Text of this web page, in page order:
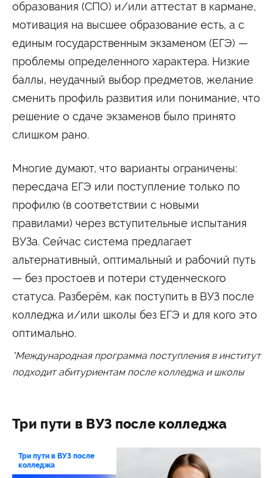
Студенту
Военно-учетный стол Миграционный учет
Полезные ссылки
Антиплагиат
Карта москвича
Новости и Объявления
Статьи
Фотогалерея
Второе высшее
Формы обучения
Очная форма обучения
Заочная форма обучения
Дни открытых дверей
Выездные студенческие мероприятия
Университетские субботы
Контакты
Администрация
+7 (495) 795-00-11
Приёмная комиссия
Подписаться на нас

Российской Федерации
Министерство просвещения Российской
Федерации
образования (СПО) и/или аттестат в кармане,
мотивация на высшее образование есть, а с
единым государственным экзаменом (ЕГЭ) —
проблемы определенного характера. Низкие
баллы, неудачный выбор предметов, желание
сменить профиль развития или понимание, что
решение о сдаче экзаменов было принято
слишком рано.
Многие думают, что варианты ограничены:
пересдача ЕГЭ или поступление только по
профилю (в соответствии с новыми
правилами) через вступительные испытания
ВУЗа. Сейчас система предлагает
альтернативный, оптимальный и рабочий путь
— без простоев и потери студенческого
статуса. Разберём, как поступить в ВУЗ после
колледжа и/или школы без ЕГЭ и для кого это
оптимально.
*Международная программа поступления в институт
подходит абитуриентам после колледжа и школы
Три пути в ВУЗ после колледжа
Три пути в ВУЗ после
колледжа